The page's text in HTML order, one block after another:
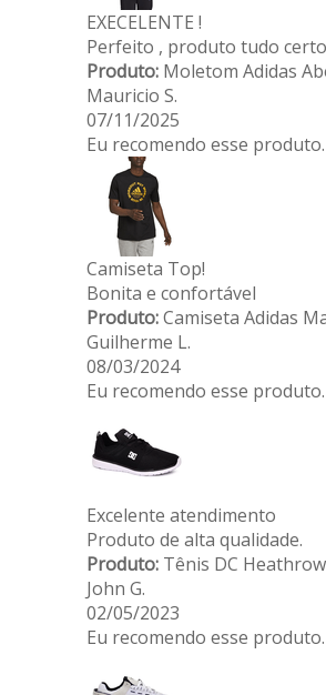
EXECELENTE !
Perfeito , produto tudo
Produto:Moletom Adidas
Mauricio S.
07/11/2025
Eu recomendo esse produto.
Camiseta Top!
Bonita e confortável
Produto:Camiseta Adidas
Guilherme L.
08/03/2024
Eu recomendo esse produto.
Excelente atendimento
Produto de alta qualidade.
Produto:Tênis DC
John G.
02/05/2023
Eu recomendo esse produto.